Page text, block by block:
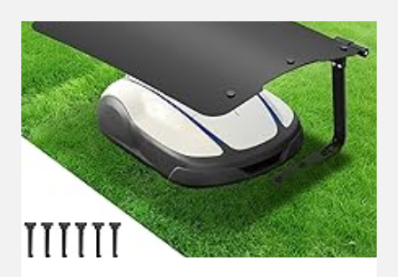
AMBROGIO
TWENTY
–
DURCHSCHEINENDES
DACH,
EINFACHER
ZUGRI…